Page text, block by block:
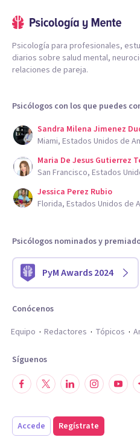
Psicología para profesionales,
diarios sobre salud mental,
relaciones de pareja.
Psicólogos con los que puedes
Sandra Milena Jimenez
Miami, Estados Unidos de
Maria De Jesus Gutierrez
San Francisco, Estados
Jessica Perez Rubio
Florida, Estados Unidos de
Psicólogos nominados y
PyM Awards 2024
Conócenos
Equipo
Redactores Tópicos
Síguenos
Accede Regístrate